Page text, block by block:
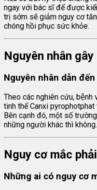
ngay với bác sĩ để được
trị sớm sẽ giảm nguy cơ
chóng hồi phục sức khỏe.
Nguyên nhân gây
Nguyên nhân dẫn
Theo các nghiên cứu,
tinh thể Canxi
Bên cạnh đó, một số
những người khác thì không.
Nguy cơ mắc phải
Những ai có nguy cơ